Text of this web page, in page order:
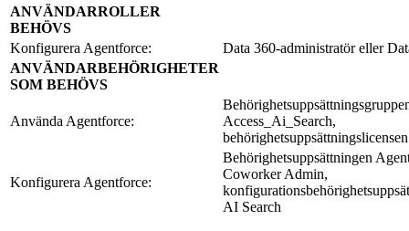
ANVÄNDARROLLER
BEHÖVS
Konfigurera Agentforce:
Data 360-administratör eller
ANVÄNDARBEHÖRIGHETER
SOM BEHÖVS
Använda Agentforce:
Access_Ai_Search,
Konfigurera Agentforce:
Behörighetsuppsättningen
Coworker Admin,
AI Search